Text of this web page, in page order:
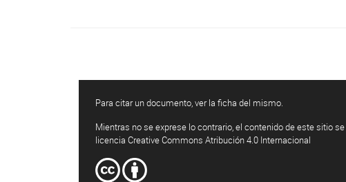
Para citar un documento, ver la ficha del mismo.
Mientras no se exprese lo contrario, el contenido de este sitio
licencia Creative Commons Atribución 4.0 Internacional